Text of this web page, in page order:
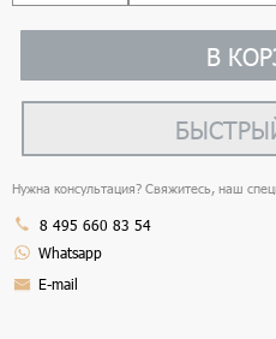
В
Нужна консультация? Свяжитесь, наш
8 495 660 83 54
Whatsapp
E-mail